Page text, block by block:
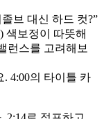
브 대신 하드 컷?”
색보정이 따뜻해
런스를 고려해보
. 4:00의 타이틀 카